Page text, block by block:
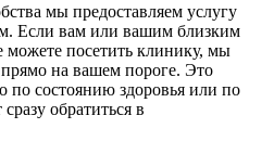
мы предоставляем услугу
Если вам или вашим близким
можете посетить клинику, мы
на вашем пороге. Это
по состоянию здоровья или по
обратиться в